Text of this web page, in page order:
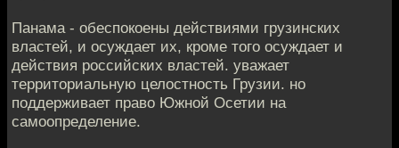
Панама - обеспокоены действиями грузинских
властей, и осуждает их, кроме того осуждает и
действия российских властей. уважает
территориальную целостность Грузии. но
поддерживает право Южной Осетии на
самоопределение.